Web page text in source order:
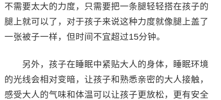
不需要太大的力度，只需要把一条腿轻轻搭在孩子的
腿上就可以了，对于孩子来说这种力度就像腿上盖了
一张被子一样，但时间不宜超过15分钟。
另外，孩子在睡眠中紧贴大人的身体，睡眠环境
的光线会相对变暗，让孩子和熟悉亲密的大人接触，
感受大人的气味和体温可以让孩子更放松，更有安全